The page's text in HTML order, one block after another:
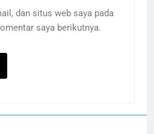
dan situs web saya pada
saya berikutnya.